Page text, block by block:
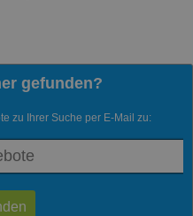
gefunden?
zu Ihrer Suche per E-Mail zu: